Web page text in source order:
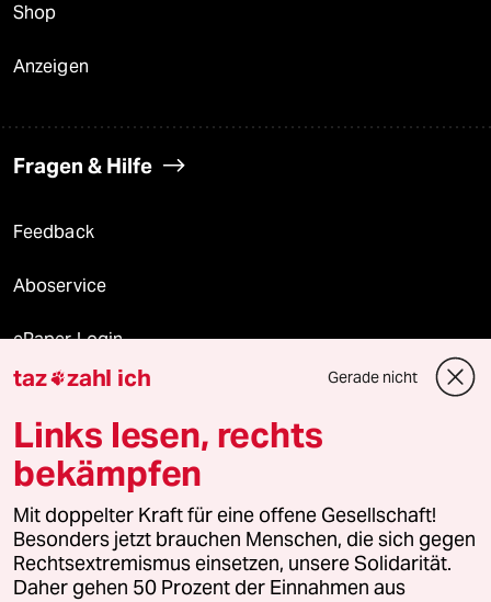
Shop
Anzeigen
Fragen & Hilfe
Feedback
Aboservice
ePaper Login
Downloads für Abonnierende
© 2026 taz Verlags und Vertriebs GmbH
Alle Rechte vorbehalten. Bei rechtlichen Fragen oder für Genehmigungen
wenden Sie sich bitte an
lizenzen@taz.de
Feedback Redaktionsstatut Kommune-Richtlinien
taz zahl ich Gerade nicht
Links lesen, rechts
bekämpfen
Mit doppelter Kraft für eine offene Gesellschaft!
Besonders jetzt brauchen Menschen, die sich gegen
Rechtsextremismus einsetzen, unsere Solidarität.
Daher gehen 50 Prozent der Einnahmen aus